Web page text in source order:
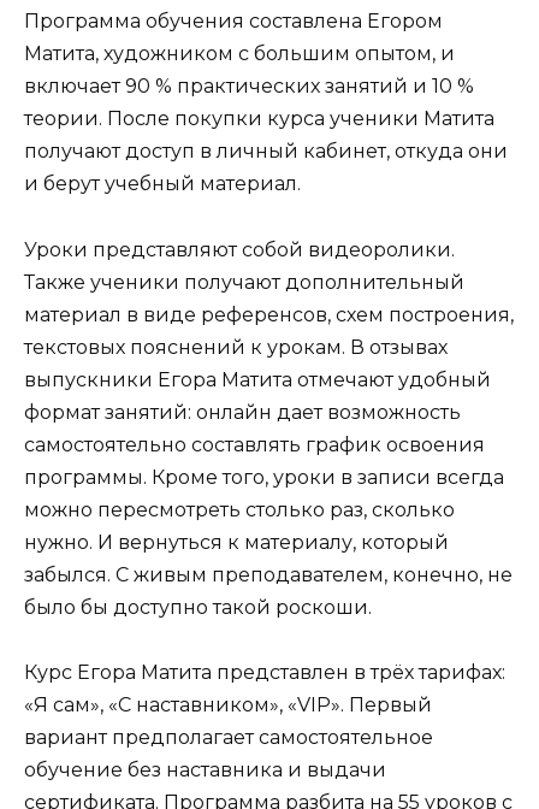
Программа обучения составлена Егором
Матита, художником с большим опытом, и
включает 90 % практических занятий и 10 %
теории. После покупки курса ученики Матита
получают доступ в личный кабинет, откуда они
и берут учебный материал.
Уроки представляют собой видеоролики.
Также ученики получают дополнительный
материал в виде референсов, схем построения,
текстовых пояснений к урокам. В отзывах
выпускники Егора Матита отмечают удобный
формат занятий: онлайн дает возможность
самостоятельно составлять график освоения
программы. Кроме того, уроки в записи всегда
можно пересмотреть столько раз, сколько
нужно. И вернуться к материалу, который
забылся. С живым преподавателем, конечно, не
было бы доступно такой роскоши.
Курс Егора Матита представлен в трёх тарифах:
«Я сам», «С наставником», «VIP». Первый
вариант предполагает самостоятельное
обучение без наставника и выдачи
сертификата. Программа разбита на 55 уроков с